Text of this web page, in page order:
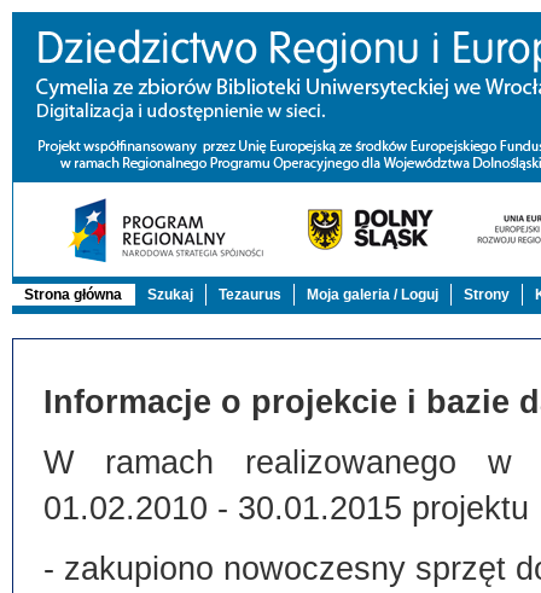
Strona główna Szukaj Tezaurus Moja galeria / Loguj Strony
Informacje o projekcie i bazie
W ramach realizowanego w
01.02.2010 - 30.01.2015 projektu
- zakupiono nowoczesny sprzęt